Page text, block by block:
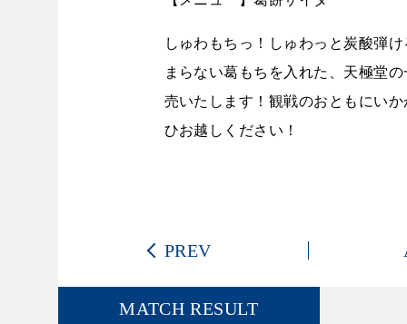
しゅわもちっ！しゅわっと炭酸弾
まらない葛もちを入れた、天極堂
売いたします！観戦のおともにい
ひお越しください！
PREV
MATCH RESULT